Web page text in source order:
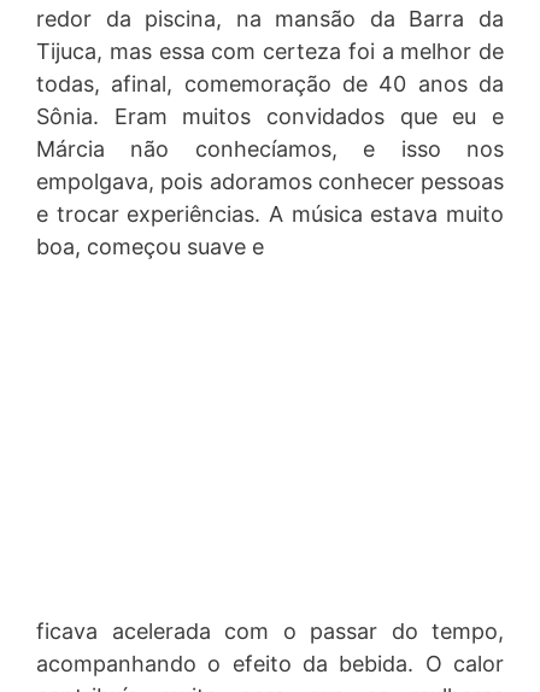
redor da piscina, na mansão da Barra da
Tijuca, mas essa com certeza foi a melhor de
todas, afinal, comemoração de 40 anos da
Sônia. Eram muitos convidados que eu e
Márcia não conhecíamos, e isso nos
empolgava, pois adoramos conhecer pessoas
e trocar experiências. A música estava muito
boa, começou suave e
ficava acelerada com o passar do tempo,
acompanhando o efeito da bebida. O calor